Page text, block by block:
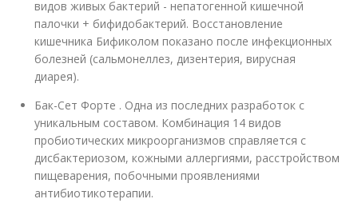
видов живых бактерий - непатогенной кишечной
палочки + бифидобактерий. Восстановление
кишечника Бификолом показано после инфекционных
болезней (сальмонеллез, дизентерия, вирусная
диарея).
Бак-Сет Форте . Одна из последних разработок с
уникальным составом. Комбинация 14 видов
пробиотических микроорганизмов справляется с
дисбактериозом, кожными аллергиями, расстройством
пищеварения, побочными проявлениями
антибиотикотерапии.